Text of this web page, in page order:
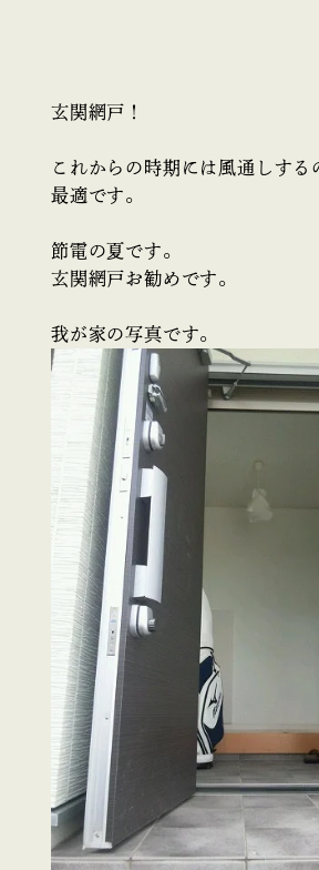
玄関網戸！
これからの時期には風通しする
最適です。
節電の夏です。
玄関網戸お勧めです。
我が家の写真です。